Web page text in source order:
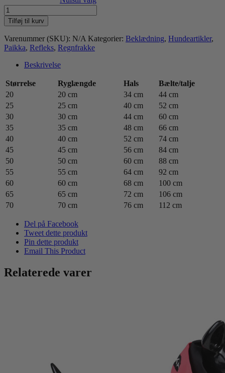
Paikka
Recovery
regnfrakke,
orange
antal
Tilføj til kurv
Varenummer (SKU): N/A Kategorier: Beklædning, Hundeartikler,
Paikka, Refleks, Regnfrakke
Beskrivelse
Størrelse Ryglængde Hals
Bælte/talje
20
20 cm 34 cm
44 cm
25
25 cm 40 cm
52 cm
30
30 cm 44 cm
60 cm
35
35 cm 48 cm
66 cm
40
40 cm 52 cm
74 cm
45
45 cm 56 cm
84 cm
50
50 cm 60 cm
88 cm
55
55 cm 64 cm
92 cm
60
60 cm 68 cm
100 cm
65
65 cm 72 cm
106 cm
70
70 cm 76 cm 112 cm
Del på Facebook
Tweet dette produkt
Pin dette produkt
Email This Product
Relaterede varer